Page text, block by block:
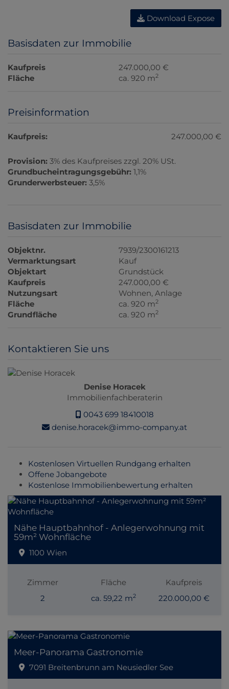
Download Expose
Basisdaten zur Immobilie
Kaufpreis
247.000,00 €
Fläche
ca. 920 m2
Preisinformation
Kaufpreis: 247.000,00 €
Provision: 3% des Kaufpreises zzgl. 20% USt.
Grundbucheintragungsgebühr: 1,1%
Grunderwerbsteuer: 3,5%
Basisdaten zur Immobilie
Objektnr.
7939/2300161213
Vermarktungsart
Kauf
Objektart
Grundstück
Kaufpreis
247.000,00 €
Nutzungsart
Wohnen Anlage
Fläche
ca. 920 m2
Grundfläche ca. 920 m2
Kontaktieren Sie uns
Denise Horacek
Immobilienfachberaterin
0043 699 18410018
denise.horacek@immo-company.at
Kostenlosen Virtuellen Rundgang erhalten
Offene Jobangebote
Kostenlose Immobilienbewertung erhalten
Nähe Hauptbahnhof - Anlegerwohnung mit
59m² Wohnfläche
1100 Wien
Zimmer
2
Fläche
ca. 59,22 m2
Kaufpreis
220.000,00 €
Meer-Panorama Gastronomie
7091 Breitenbrunn am Neusiedler See